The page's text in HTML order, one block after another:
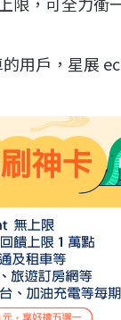
用戶，星展